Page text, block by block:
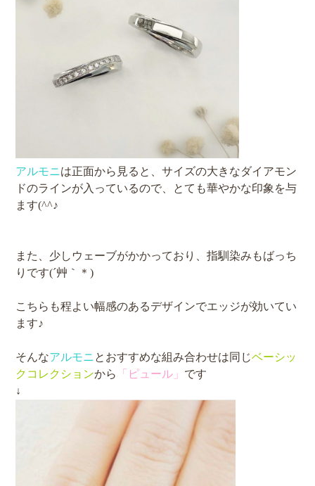
アルモニは正面から見ると、サイズの大きなダイアモン
ドのラインが入っているので、とても華やかな印象を与
ます(^^♪
また、少しウェーブがかかっており、指馴染みもばっち
りです(´艸｀＊)
こちらも程よい幅感のあるデザインでエッジが効いてい
ます♪
そんなアルモニ とおすすめな組み合わせは同じベーシッ
クコレクションから 「ピュール」 です
↓